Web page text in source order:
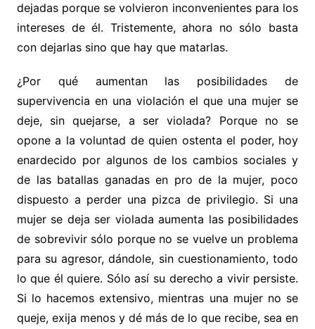
dejadas porque se volvieron inconvenientes para los
intereses de él. Tristemente, ahora no sólo basta
con dejarlas sino que hay que matarlas.
¿Por qué aumentan las posibilidades de
supervivencia en una violación el que una mujer se
deje, sin quejarse, a ser violada? Porque no se
opone a la voluntad de quien ostenta el poder, hoy
enardecido por algunos de los cambios sociales y
de las batallas ganadas en pro de la mujer, poco
dispuesto a perder una pizca de privilegio. Si una
mujer se deja ser violada aumenta las posibilidades
de sobrevivir sólo porque no se vuelve un problema
para su agresor, dándole, sin cuestionamiento, todo
lo que él quiere. Sólo así su derecho a vivir persiste.
Si lo hacemos extensivo, mientras una mujer no se
queje, exija menos y dé más de lo que recibe, sea en